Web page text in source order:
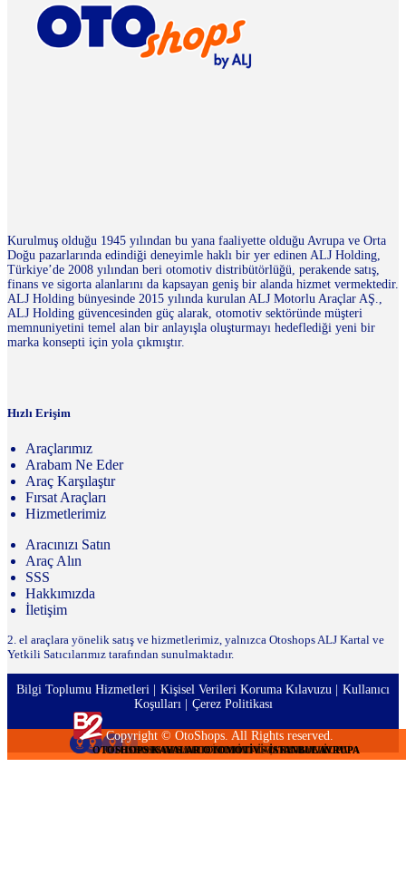
OTOSHOPS DEDE OTOMOTİV - KOCAELİ
OTOSHOPS DEDE OTOMOTİV - KOCAELİ
OTOSHOPS DEDE OTOMOTİV - KOCAELİ
OTOSHOPS KUZEN MOTORLU ARAÇLAR - BALIKESİR
ALJ KARTAL - İSTANBUL ANADOLU
ALJ KARTAL - İSTANBUL ANADOLU
OTOSHOPS DEDE OTOMOTİV - KOCAELİ
ALJ KARTAL - İSTANBUL ANADOLU
OTOSHOPS DEDE OTOMOTİV - KOCAELİ
OTOSHOPS KAYALAR OTOMOTİV - İSTANBUL AVRUPA
OTOSHOPS KAYALAR OTOMOTİV - İSTANBUL AVRUPA
OTOSHOPS DEDE OTOMOTİV - KOCAELİ
OTOSHOPS ALSA OTOMOTİV - İSTANBUL AVRUPA
OTOSHOPS KAYALAR OTOMOTİV - İSTANBUL AVRUPA
Kurulmuş olduğu 1945 yılından bu yana faaliyette olduğu Avrupa ve Orta
Doğu pazarlarında edindiği deneyimle haklı bir yer edinen ALJ Holding,
Türkiye’de 2008 yılından beri otomotiv distribütörlüğü, perakende satış,
finans ve sigorta alanlarını da kapsayan geniş bir alanda hizmet vermektedir.
ALJ Holding bünyesinde 2015 yılında kurulan ALJ Motorlu Araçlar AŞ.,
ALJ Holding güvencesinden güç alarak, otomotiv sektöründe müşteri
memnuniyetini temel alan bir anlayışla oluşturmayı hedeflediği yeni bir
marka konsepti için yola çıkmıştır.
Hızlı Erişim
Araçlarımız
Arabam Ne Eder
Araç Karşılaştır
Fırsat Araçları
Hizmetlerimiz
Aracınızı Satın
Araç Alın
SSS
Hakkımızda
İletişim
2. el araçlara yönelik satış ve hizmetlerimiz, yalnızca Otoshops ALJ Kartal ve
Yetkili Satıcılarımız tarafından sunulmaktadır.
Copyright © OtoShops. All Rights reserved.
Bilgi Toplumu Hizmetleri Kişisel Verileri Koruma Kılavuzu
Kullanıcı
Koşulları
Çerez Politikası